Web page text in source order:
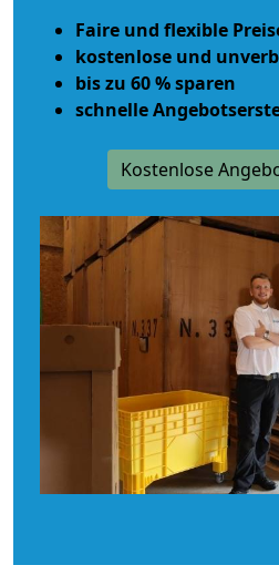
Faire und flexible
kostenlose und
bis zu 60 % sparen
schnelle
Kostenlose